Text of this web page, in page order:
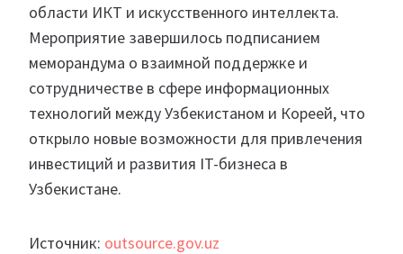
области ИКТ и искусственного интеллекта.
Мероприятие завершилось подписанием
меморандума о взаимной поддержке и
сотрудничестве в сфере информационных
технологий между Узбекистаном и Кореей, что
открыло новые возможности для привлечения
инвестиций и развития IT-бизнеса в
Узбекистане.
Источник: outsource.gov.uz